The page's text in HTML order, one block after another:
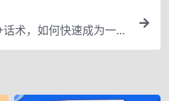
术，如何快速成为一名